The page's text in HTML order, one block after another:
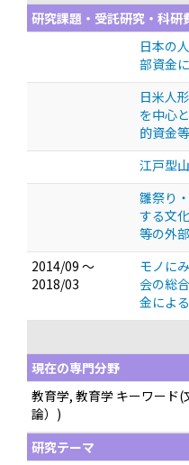
研究課題・受託研究・科研
日本の
部資金
日米人
を中心
的資金
江戸型
雛祭り
する文
等の外
2014/09 ～
2018/03
モノに
会の総
金によ
現在の専門分野
教育学, 教育学 キーワード
論）)
研究テーマ